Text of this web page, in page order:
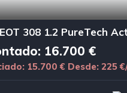
308 1.2 PureTech
16.700 €
15.700 € Desde: 225